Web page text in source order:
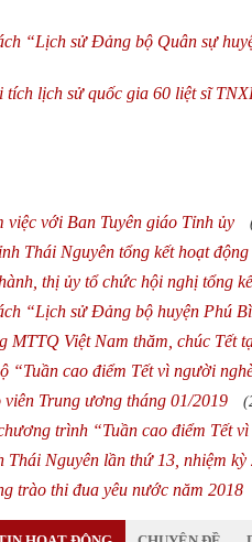
“Lịch sử Đảng bộ Quân sự
lịch sử quốc gia 60 liệt sĩ
với Ban Tuyên giáo Tỉnh ủy
Thái Nguyên tổng kết hoạt
thị ủy tổ chức hội nghị tổng
“Lịch sử Đảng bộ huyện Phú
MTTQ Việt Nam thăm, chúc Tết
“Tuần cao điểm Tết vì người
Trung ương tháng 01/2019
trình “Tuần cao điểm Tết
Nguyên lần thứ 13, nhiệm kỳ
trào thi đua yêu nước năm 2018